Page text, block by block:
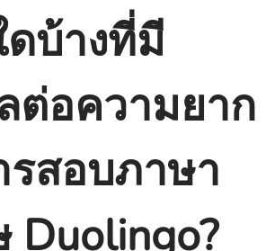
บ้างที่มี
ต่อความยาก
รสอบภาษา
Duolingo?